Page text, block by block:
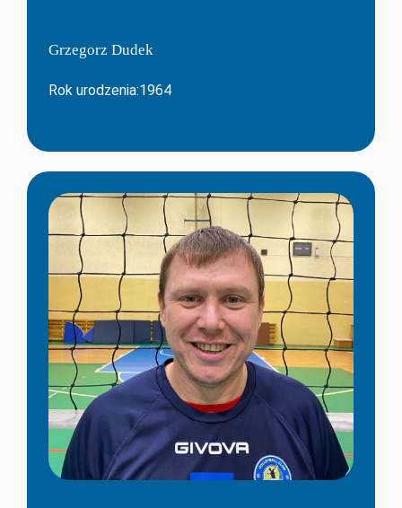
Grzegorz Dudek
Rok urodzenia:1964